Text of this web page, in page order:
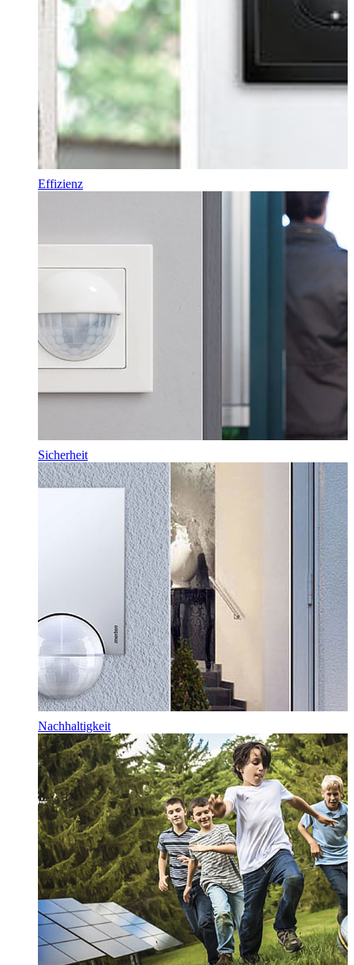
Effizienz
Sicherheit
Nachhaltigkeit